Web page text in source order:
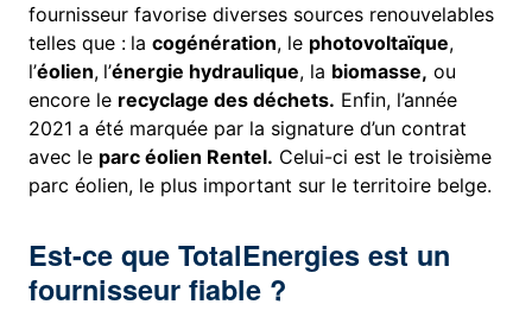
fournisseur favorise diverses sources renouvelables
telles que : la cogénération, le photovoltaïque,
l’éolien, l’énergie hydraulique, la biomasse, ou
encore le recyclage des déchets. Enfin, l’année
2021 a été marquée par la signature d’un contrat
avec le parc éolien Rentel. Celui-ci est le troisième
parc éolien, le plus important sur le territoire belge.
Est-ce que TotalEnergies est un
fournisseur fiable ?